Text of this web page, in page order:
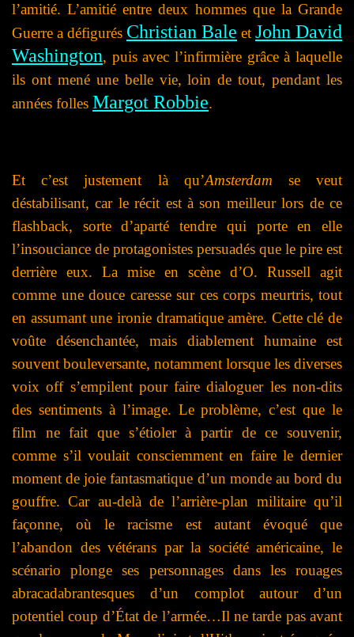
l’amitié. L’amitié entre deux hommes que la Grande
Guerre a défigurés Christian Bale et John David
Washington, puis avec l’infirmière grâce à laquelle
ils ont mené une belle vie, loin de tout, pendant les
années folles Margot Robbie.
Et c’est justement là qu’Amsterdam se veut
déstabilisant, car le récit est à son meilleur lors de ce
flashback, sorte d’aparté tendre qui porte en elle
l’insouciance de protagonistes persuadés que le pire est
derrière eux. La mise en scène d’O. Russell agit
comme une douce caresse sur ces corps meurtris, tout
en assumant une ironie dramatique amère. Cette clé de
voûte désenchantée, mais diablement humaine est
souvent bouleversante, notamment lorsque les diverses
voix off s’empilent pour faire dialoguer les non-dits
des sentiments à l’image. Le problème, c’est que le
film ne fait que s’étioler à partir de ce souvenir,
comme s’il voulait consciemment en faire le dernier
moment de joie fantasmatique d’un monde au bord du
gouffre. Car au-delà de l’arrière-plan militaire qu’il
façonne, où le racisme est autant évoqué que
l’abandon des vétérans par la société américaine, le
scénario plonge ses personnages dans les rouages
abracadabrantesques d’un complot autour d’un
potentiel coup d’État de l’armée…Il ne tarde pas avant